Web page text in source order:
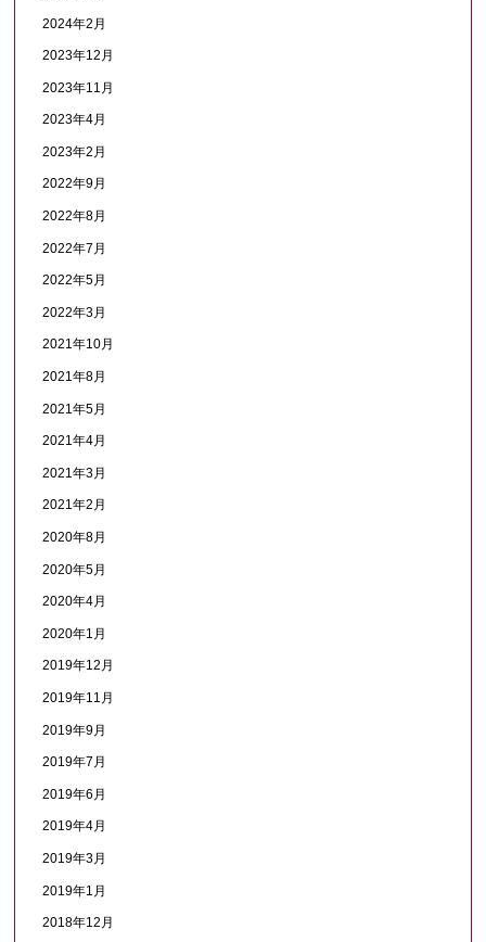
2024年2月
2023年12月
2023年11月
2023年4月
2023年2月
2022年9月
2022年8月
2022年7月
2022年5月
2022年3月
2021年10月
2021年8月
2021年5月
2021年4月
2021年3月
2021年2月
2020年8月
2020年5月
2020年4月
2020年1月
2019年12月
2019年11月
2019年9月
2019年7月
2019年6月
2019年4月
2019年3月
2019年1月
2018年12月